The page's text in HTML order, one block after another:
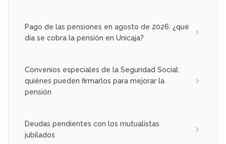
Pago de las pensiones en agosto de 2026: ¿qué
día se cobra la pensión en Unicaja?
Convenios especiales de la Seguridad Social:
quiénes pueden firmarlos para mejorar la
pensión
Deudas pendientes con los mutualistas
jubilados